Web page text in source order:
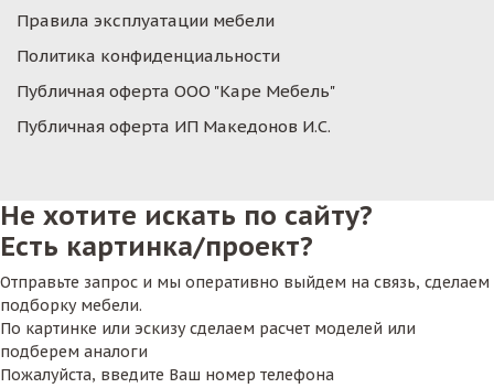
Правила эксплуатации мебели
Политика конфиденциальности
Публичная оферта ООО "Каре Мебель"
Публичная оферта ИП Македонов И.С.
Не хотите искать по сайту?
Есть картинка/проект?
Отправьте запрос и мы оперативно выйдем на связь, сделаем
подборку мебели.
По картинке или эскизу сделаем расчет моделей или
подберем аналоги
Пожалуйста, введите Ваш номер телефона